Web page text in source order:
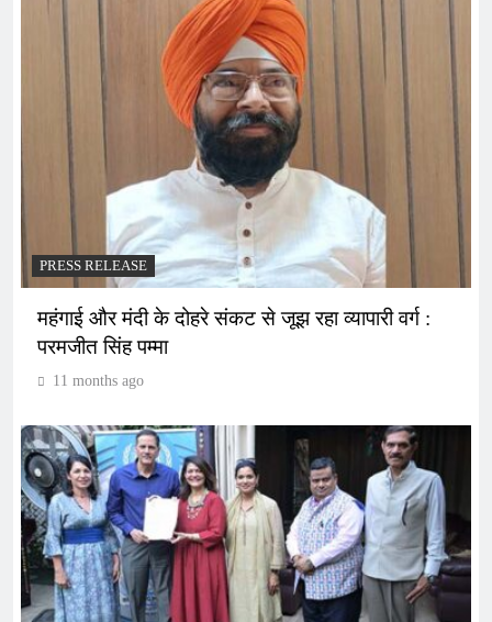
PRESS RELEASE
महंगाई और मंदी के दोहरे संकट से जूझ रहा व्यापारी वर्ग :
परमजीत सिंह पम्मा
11 months ago